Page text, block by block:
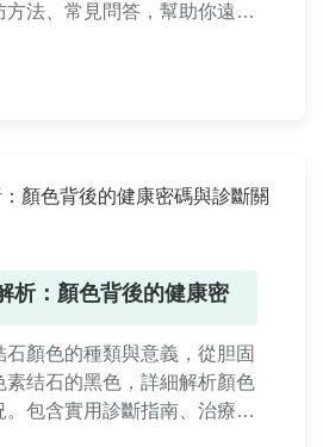
法、常見問答，幫助你遠離
析：顏色背後的健康密
顏色的種類與意義，從胆固
素结石的黑色，詳細解析顏色
包含實用診斷指南、治療選